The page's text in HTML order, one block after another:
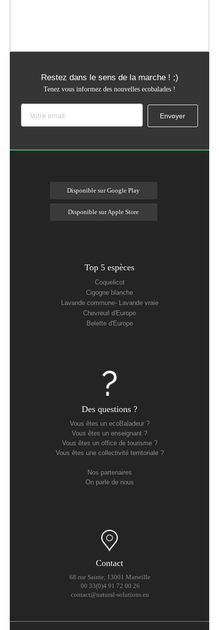
Restez dans le sens de la marche ! ;)
Tenez vous informez des nouvelles ecobalades !
Disponible sur Google Play
Disponible sur Apple Store
Top 5 espèces
Coquelicot
Cigogne blanche
Lavande commune- Lavande vraie
Chevreuil d'Europe
Belette d'Europe
Des questions ?
Vous êtes un ecoBaladeur ?
Vous êtes un enseignant ?
Vous êtes un office de tourisme ?
Vous êtes une collectivité territoriale ?
Nos partenaires
On parle de nous
Contact
68 rue Sainte, 13001 Marseille
00 33(0)4 91 72 00 26
contact@natural-solutions.eu